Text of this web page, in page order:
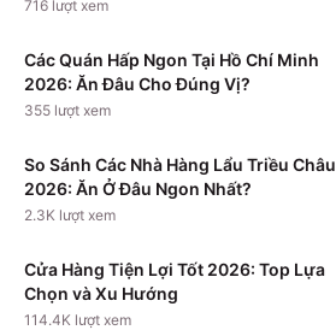
716 lượt xem
Các Quán Hấp Ngon Tại Hồ Chí Minh
2026: Ăn Đâu Cho Đúng Vị?
355 lượt xem
So Sánh Các Nhà Hàng Lẩu Triều Châu
2026: Ăn Ở Đâu Ngon Nhất?
2.3K lượt xem
Cửa Hàng Tiện Lợi Tốt 2026: Top Lựa
Chọn và Xu Hướng
114.4K lượt xem